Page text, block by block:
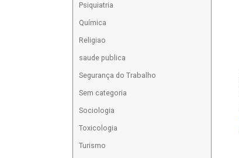
Psiquiatria
Química
Religiao
saude publica
Segurança do Trabalho
Sem categoria
Sociologia
Toxicologia
Turismo